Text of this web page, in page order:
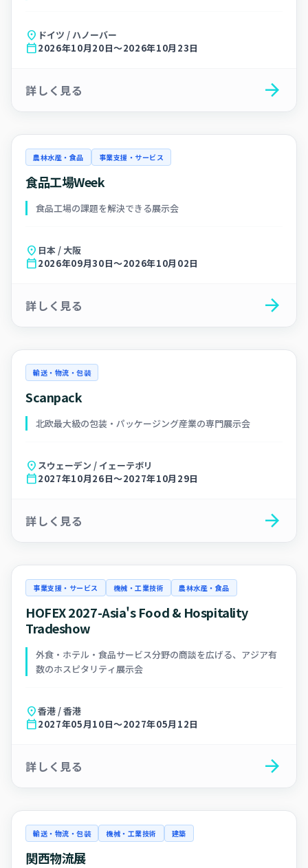
location_on ドイツ / ハノーバー
calendar_today2026年10月20日～2026年10月23日
詳しく見る arrow_forward
農林水産・食品 事業支援・サービス
食品工場Week
食品工場の課題を解決できる展示会
location_on 日本 / 大阪
calendar_today2026年09月30日～2026年10月02日
詳しく見る arrow_forward
輸送・物流・包装
Scanpack
北欧最大級の包装・パッケージング産業の専門展示会
location_on スウェーデン / イェーテボリ
calendar_today2027年10月26日～2027年10月29日
詳しく見る arrow_forward
事業支援・サービス 機械・工業技術 農林水産・食品
HOFEX 2027-Asia's Food & Hospitality
Tradeshow
外食・ホテル・食品サービス分野の商談を広げる、アジア有
数のホスピタリティ展示会
location_on香港 / 香港
calendar_today2027年05月10日～2027年05月12日
詳しく見る arrow_forward
輸送・物流・包装 機械・工業技術 建築
関西物流展